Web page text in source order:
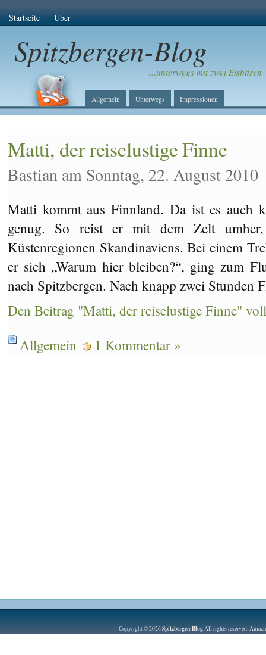
Startseite Über
Spitzbergen-Blog
…unterwegs mit zwei Eisbären
Allgemein Unterwegs Impressionen
Matti, der reiselustige Finne
Bastian am Sonntag, 22. August 2010
Matti kommt aus Finnland. Da ist es auch
genug. So reist er mit dem Zelt
Küstenregionen Skandinaviens. Bei einem
er sich „Warum hier bleiben?“, ging zum
nach Spitzbergen. Nach knapp zwei
Den Beitrag "Matti, der reiselustige Finne"
Allgemein
1 Kommentar »
Copyright © 2026Spitzbergen-BlogAll rights reserved.